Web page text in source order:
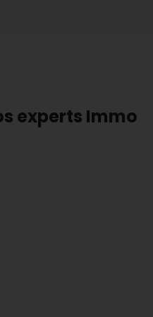
experts Immo